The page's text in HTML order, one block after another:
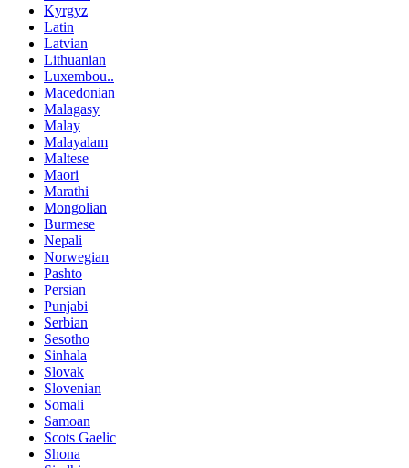
Kyrgyz
Latin
Latvian
Lithuanian
Luxembou..
Macedonian
Malagasy
Malay
Malayalam
Maltese
Maori
Marathi
Mongolian
Burmese
Nepali
Norwegian
Pashto
Persian
Punjabi
Serbian
Sesotho
Sinhala
Slovak
Slovenian
Somali
Samoan
Scots Gaelic
Shona